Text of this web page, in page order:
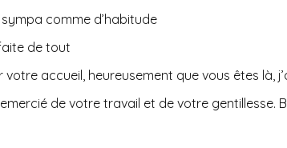
comme d’habitude
de tout
votre accueil, heureusement que vous êtes là,
de votre travail et de votre gentillesse.